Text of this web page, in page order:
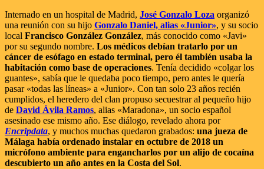
Internado en un hospital de Madrid, José Gonzalo Loza organizó
una reunión con su hijo Gonzalo Daniel, alias «Junior», y su socio
local Francisco González González, más conocido como «Javi»
por su segundo nombre. Los médicos debían tratarlo por un
cáncer de esófago en estado terminal, pero él también usaba la
habitación como base de operaciones. Tenía decidido «colgar los
guantes», sabía que le quedaba poco tiempo, pero antes le quería
pasar «todas las líneas» a «Junior». Con tan solo 23 años recién
cumplidos, el heredero del clan propuso secuestrar al pequeño hijo
de David Ávila Ramos, alias «Maradona», un socio español
asesinado ese mismo año. Ese diálogo, revelado ahora por
Encripdata, y muchos muchas quedaron grabados: una jueza de
Málaga había ordenado instalar en octubre de 2018 un
micrófono ambiente para engancharlos por un alijo de cocaína
descubierto un año antes en la Costa del Sol.